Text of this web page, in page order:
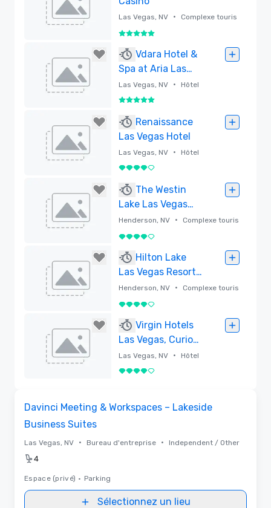
Las Vegas, NV •
Complexe touris
tique
5 sur 5
Vdara Hotel &
Spa at Aria Las
Vegas
Las Vegas, NV • Hôtel
5 sur 5
Renaissance
Las Vegas Hotel
Las Vegas, NV • Hôtel
4 sur 5
The Westin
Lake Las Vegas
Resort & Spa
Henderson, NV •
Complexe touris
4 sur 5
Hilton Lake
Las Vegas Resort
& Spa
Henderson, NV •
Complexe touris
4 sur 5
Virgin Hotels
Las Vegas, Curio
Collection by
Hilton
Las Vegas, NV • Hôtel
4 sur 5
Davinci Meeting & Workspaces – Lakeside
Business Suites
Las Vegas, NV • Bureau d'entreprise • Independent / Other
4
Espace (privé) • Parking
Sélectionnez un lieu